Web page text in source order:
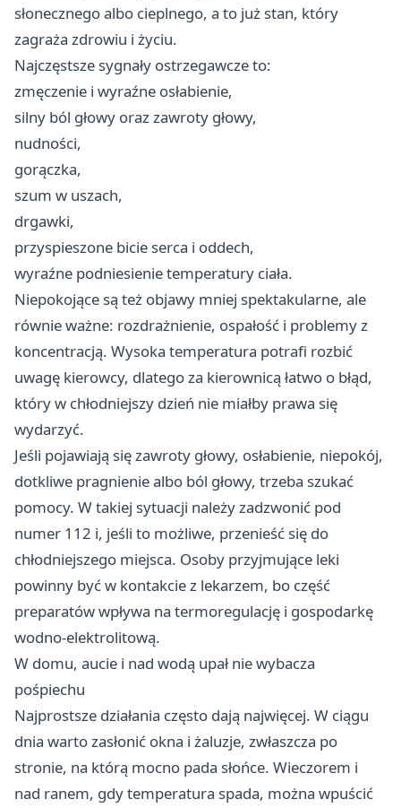
słonecznego albo cieplnego, a to już stan, który
zagraża zdrowiu i życiu.
Najczęstsze sygnały ostrzegawcze to:
zmęczenie i wyraźne osłabienie,
silny ból głowy oraz zawroty głowy,
nudności,
gorączka,
szum w uszach,
drgawki,
przyspieszone bicie serca i oddech,
wyraźne podniesienie temperatury ciała.
Niepokojące są też objawy mniej spektakularne, ale
równie ważne: rozdrażnienie, ospałość i problemy z
koncentracją. Wysoka temperatura potrafi rozbić
uwagę kierowcy, dlatego za kierownicą łatwo o błąd,
który w chłodniejszy dzień nie miałby prawa się
wydarzyć.
Jeśli pojawiają się zawroty głowy, osłabienie, niepokój,
dotkliwe pragnienie albo ból głowy, trzeba szukać
pomocy. W takiej sytuacji należy zadzwonić pod
numer 112 i, jeśli to możliwe, przenieść się do
chłodniejszego miejsca. Osoby przyjmujące leki
powinny być w kontakcie z lekarzem, bo część
preparatów wpływa na termoregulację i gospodarkę
wodno-elektrolitową.
W domu, aucie i nad wodą upał nie wybacza
pośpiechu
Najprostsze działania często dają najwięcej. W ciągu
dnia warto zasłonić okna i żaluzje, zwłaszcza po
stronie, na którą mocno pada słońce. Wieczorem i
nad ranem, gdy temperatura spada, można wpuścić